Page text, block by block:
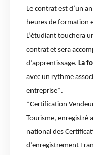
Le contrat est d’un
heures de formation
L’étudiant touchera
contrat et sera
d’apprentissage. La
avec un rythme
entreprise*.
*Certification
Tourisme, enregistré
national des
d’enregistrement